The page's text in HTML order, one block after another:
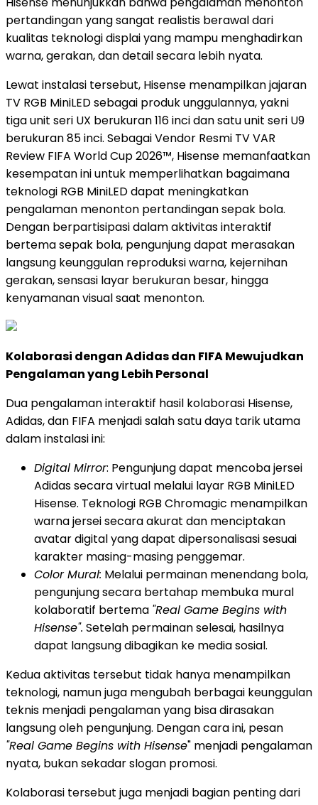
pertandingan yang sangat realistis berawal dari
kualitas teknologi displai yang mampu menghadirkan
warna, gerakan, dan detail secara lebih nyata.
Lewat instalasi tersebut, Hisense menampilkan jajaran
TV RGB MiniLED sebagai produk unggulannya, yakni
tiga unit seri UX berukuran 116 inci dan satu unit seri U9
berukuran 85 inci. Sebagai Vendor Resmi TV VAR
Review FIFA World Cup 2026™, Hisense memanfaatkan
kesempatan ini untuk memperlihatkan bagaimana
teknologi RGB MiniLED dapat meningkatkan
pengalaman menonton pertandingan sepak bola.
Dengan berpartisipasi dalam aktivitas interaktif
bertema sepak bola, pengunjung dapat merasakan
langsung keunggulan reproduksi warna, kejernihan
gerakan, sensasi layar berukuran besar, hingga
kenyamanan visual saat menonton.
Kolaborasi dengan Adidas dan FIFA Mewujudkan
Pengalaman yang Lebih Personal
Dua pengalaman interaktif hasil kolaborasi Hisense,
Adidas, dan FIFA menjadi salah satu daya tarik utama
dalam instalasi ini:
Digital Mirror: Pengunjung dapat mencoba jersei
Adidas secara virtual melalui layar RGB MiniLED
Hisense. Teknologi RGB Chromagic menampilkan
warna jersei secara akurat dan menciptakan
avatar digital yang dapat dipersonalisasi sesuai
karakter masing-masing penggemar.
Color Mural: Melalui permainan menendang bola,
pengunjung secara bertahap membuka mural
kolaboratif bertema "Real Game Begins with
Hisense". Setelah permainan selesai, hasilnya
dapat langsung dibagikan ke media sosial.
Kedua aktivitas tersebut tidak hanya menampilkan
teknologi, namun juga mengubah berbagai keunggulan
teknis menjadi pengalaman yang bisa dirasakan
langsung oleh pengunjung. Dengan cara ini, pesan
"Real Game Begins with Hisense" menjadi pengalaman
nyata, bukan sekadar slogan promosi.
Kolaborasi tersebut juga menjadi bagian penting dari